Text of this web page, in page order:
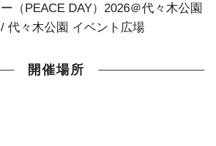
ー（PEACE DAY）2026＠代々木公園
/ 代々木公園 イベント広場
開催場所